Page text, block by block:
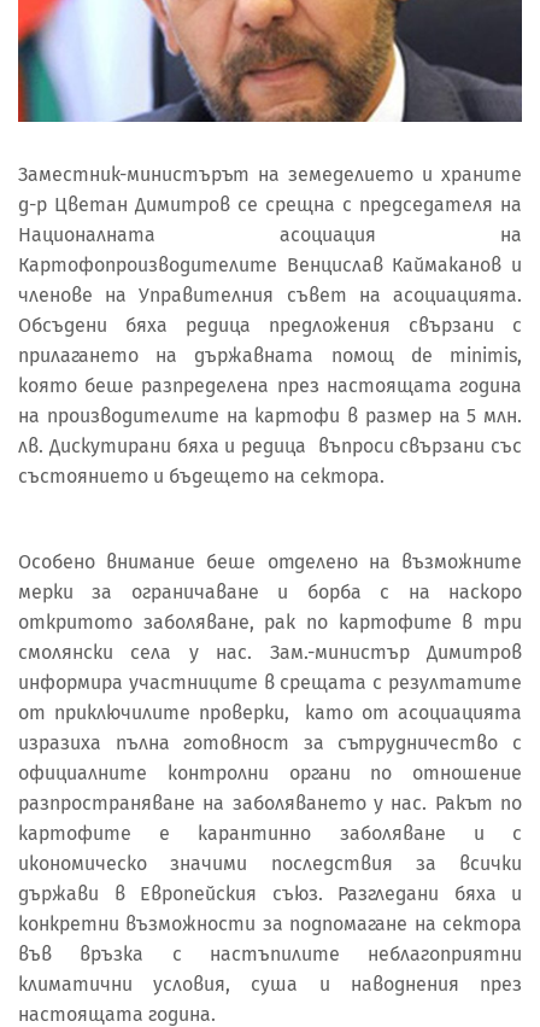
Заместник-министърът на земеделието и храните
д-р Цветан Димитров се срещна с председателя на
Националната асоциация на
Картофопроизводителите Венцислав Каймаканов и
членове на Управителния съвет на асоциацията.
Обсъдени бяха редица предложения свързани с
прилагането на държавната помощ de minimis,
която беше разпределена през настоящата година
на производителите на картофи в размер на 5 млн.
лв. Дискутирани бяха и редица въпроси свързани със
състоянието и бъдещето на сектора.
Особено внимание беше отделено на възможните
мерки за ограничаване и борба с на наскоро
откритото заболяване, рак по картофите в три
смолянски села у нас. Зам.-министър Димитров
информира участниците в срещата с резултатите
от приключилите проверки, като от асоциацията
изразиха пълна готовност за сътрудничество с
официалните контролни органи по отношение
разпространяване на заболяването у нас. Ракът по
картофите е карантинно заболяване и с
икономическо значими последствия за всички
държави в Европейския съюз. Разгледани бяха и
конкретни възможности за подпомагане на сектора
във връзка с настъпилите неблагоприятни
климатични условия, суша и наводнения през
настоящата година.